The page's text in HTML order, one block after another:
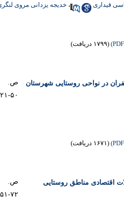
قیداری ،خدیجه یزدانی مروی لنگری
(۱۷۹۹ دریافت)
در نواحی روستایی شهرستان
ص.
(۱۶۷۱ دریافت)
مناطق روستایی
ص.